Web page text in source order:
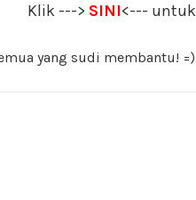
Klik ---> SINI<--- untuk
yang sudi membantu! =)